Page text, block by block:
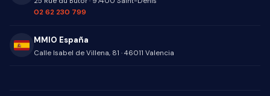
02 62 230 799
MMIO España
Calle Isabel de Villena, 81 · 46011 Valencia